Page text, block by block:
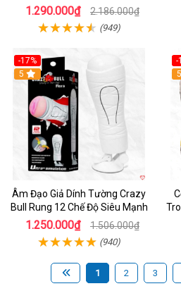
1.290.000₫ 2.186.000₫
(949)
-17%
5
Âm Đạo Giả Dính Tường Crazy
Bull Rung 12 Chế Độ Siêu Mạnh
1.250.000₫ 1.506.000₫
(940)
-
5
1 2 3